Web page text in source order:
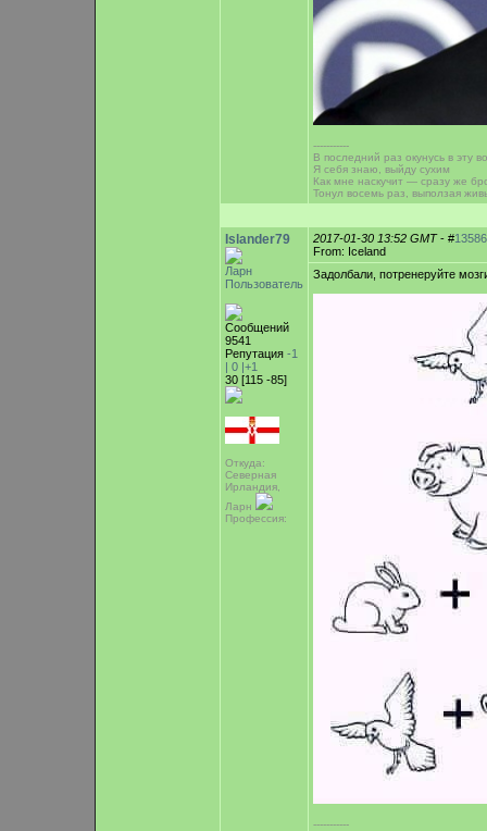
-----------
В последний раз окунусь в эту
Я себя знаю, выйду сухим
Как мне наскучит — сразу же
Тонул восемь раз, выползая
Islander79
Ларн
Пользователь
Сообщений
9541
Репутация -1
| 0 |+1
30 [115 -85]
Откуда:
Северная
Ирландия,
Ларн
Профессия:
2017-01-30 13:52 GMT- #
From: Iceland
Задолбали, потренеруйте
-----------